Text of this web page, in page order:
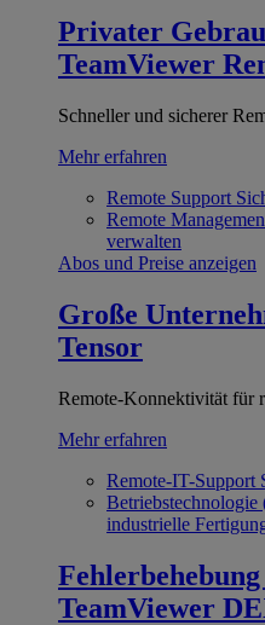
Privater
TeamViewer
Schneller und sicherer
Mehr erfahren
Remote Support
Remote
verwalten
Abos und Preise anzeigen
Große
Tensor
Remote-Konnektivität für
Mehr erfahren
Remote-IT-Support
Betriebstechnologie
industrielle
TeamViewer